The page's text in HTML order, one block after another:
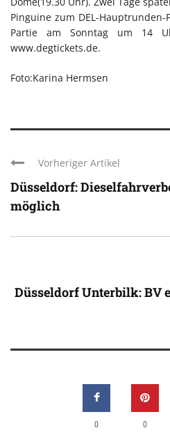
Pinguine zum DEL-
Partie am Sonntag um 14
www.degtickets.de.
Foto:Karina Hermsen
Vorheriger Artikel
Düsseldorf:
möglich
Düsseldorf Unterbilk: BV
0 0